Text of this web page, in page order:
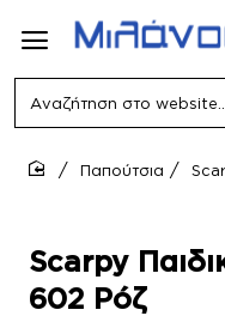
Αναζήτηση
website...
Scarpy
602 Ρόζ
Παπούτσια